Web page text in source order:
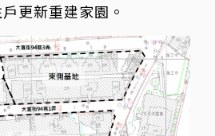
更新重建家園。